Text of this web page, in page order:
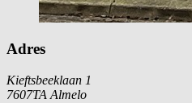
Adres
Kieftsbeeklaan 1
7607TA Almelo